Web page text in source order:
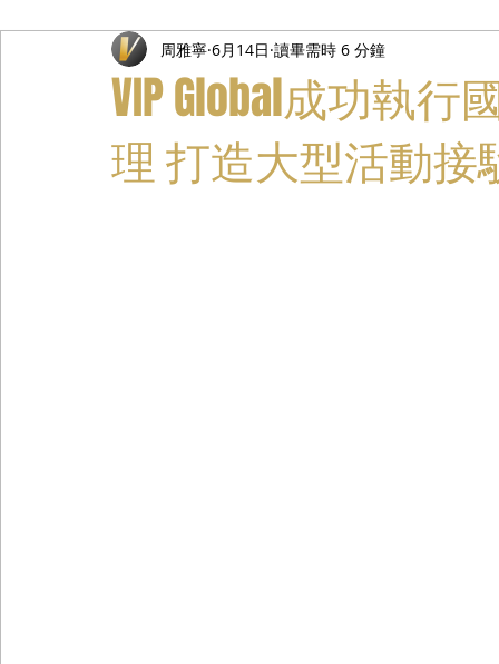
禮遇通關服務 主管專業司機 活動禮賓接待
VIP Global成功執
理 打造大型活動接
周雅寧 6月14日 讀畢需時 6 分鐘